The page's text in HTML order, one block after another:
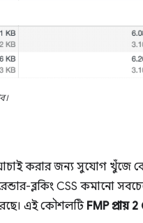
করার জন্য সুযোগ খুঁজে
ব্লকিং CSS কমানো
এই কৌশলটি FMP প্রায়